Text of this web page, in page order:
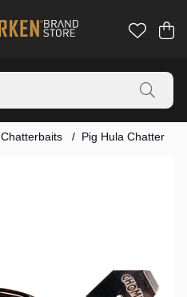
.
Chatterbaits Pig Hula Chatter